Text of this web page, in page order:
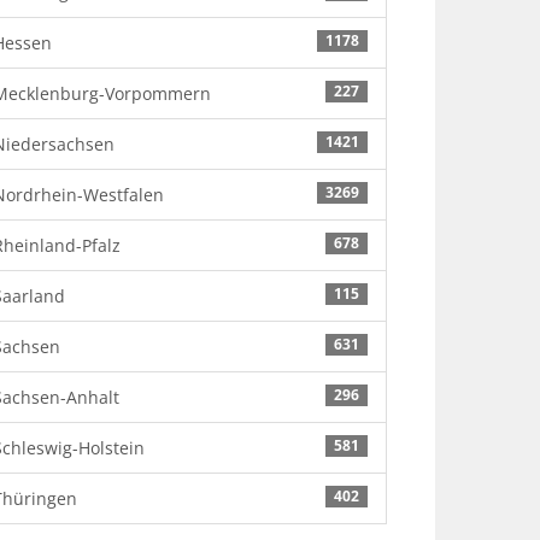
1178
227
Vorpommern
1421
3269
Westfalen
678
Pfalz
115
631
296
Anhalt
581
Holstein
402